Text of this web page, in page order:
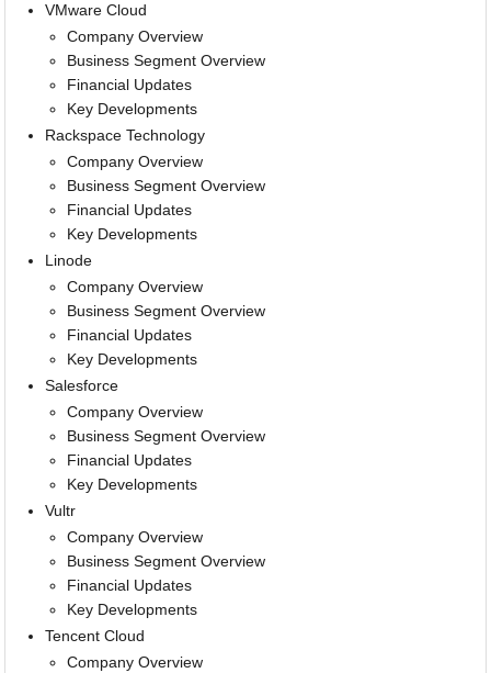
VMware Cloud
Company Overview
Business Segment Overview
Financial Updates
Key Developments
Rackspace Technology
Company Overview
Business Segment Overview
Financial Updates
Key Developments
Linode
Company Overview
Business Segment Overview
Financial Updates
Key Developments
Salesforce
Company Overview
Business Segment Overview
Financial Updates
Key Developments
Vultr
Company Overview
Business Segment Overview
Financial Updates
Key Developments
Tencent Cloud
Company Overview